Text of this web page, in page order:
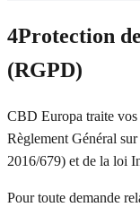
4Protection
(RGPD)
CBD Europa traite vos
Règlement Général
2016/679) et de la loi
Pour toute demande